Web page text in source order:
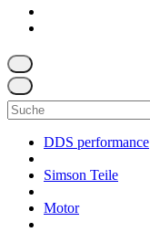
Suchen
nach:
DDS performance
Simson Teile
Motor